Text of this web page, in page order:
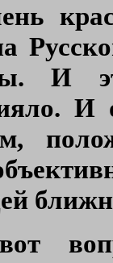
И
И